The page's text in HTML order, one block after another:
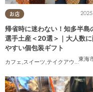
お店
帰省時に迷わない！知多半島
選手土産＜20選＞｜大人数に
やすい個包装ギフト
カフェ,スイーツ,テイクアウト ,まと